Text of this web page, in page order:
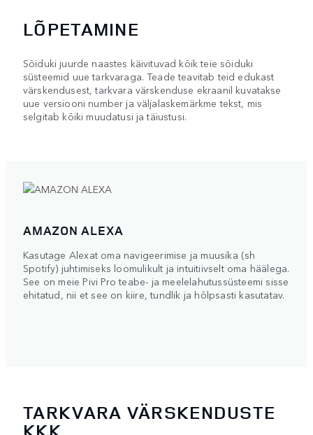
LÕPETAMINE
Sõiduki juurde naastes käivituvad kõik teie sõiduki
süsteemid uue tarkvaraga. Teade teavitab teid edukast
värskendusest, tarkvara värskenduse ekraanil kuvatakse
uue versiooni number ja väljalaskemärkme tekst, mis
selgitab kõiki muudatusi ja täiustusi.
AMAZON ALEXA
Kasutage Alexat oma navigeerimise ja muusika (sh
Spotify) juhtimiseks loomulikult ja intuitiivselt oma häälega.
See on meie Pivi Pro teabe- ja meelelahutussüsteemi sisse
ehitatud, nii et see on kiire, tundlik ja hõlpsasti kasutatav.
TARKVARA VÄRSKENDUSTE